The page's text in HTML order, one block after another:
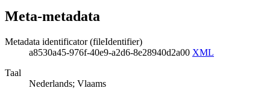
Meta-metadata
Metadata identificator (fileIdentifier)
a8530a45-976f-40e9-a2d6-8e28940d2a00 XML
Taal
Nederlands; Vlaams